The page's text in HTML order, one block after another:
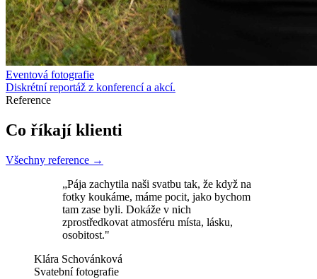
Eventová fotografie
Diskrétní reportáž z konferencí a akcí.
Reference
Co říkají klienti
Všechny reference →
„Pája zachytila naši svatbu tak, že když na
fotky koukáme, máme pocit, jako bychom
tam zase byli. Dokáže v nich
zprostředkovat atmosféru místa, lásku,
osobitost."
Klára Schovánková
Svatební fotografie